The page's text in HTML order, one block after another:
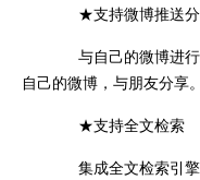
★支持微博推送
与自己的微博进行
自己的微博，与朋友分享。
★支持全文检索
集成全文检索引擎